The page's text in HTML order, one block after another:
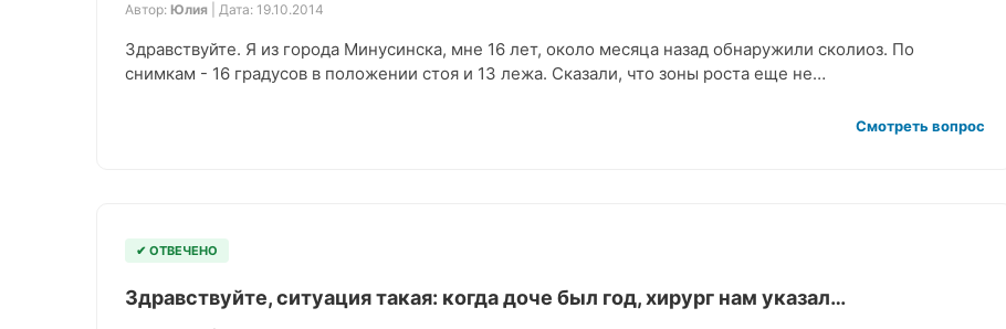
Автор: Юлия | Дата: 19.10.2014
Здравствуйте. Я из города Минусинска, мне 16 лет, около месяца назад обнаружили сколиоз. По
снимкам - 16 градусов в положении стоя и 13 лежа. Сказали, что зоны роста еще не…
Смотреть вопрос
✔ ОТВЕЧЕНО
Здравствуйте, ситуация такая: когда доче был год, хирург нам указал…